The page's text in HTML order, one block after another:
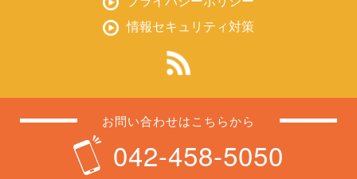
情報セキュリティ対策
お問い合わせはこちらから
042-458-5050